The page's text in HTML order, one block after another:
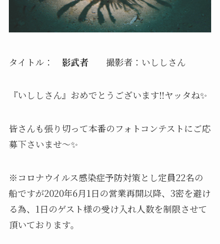
タイトル： 影武者 撮影者：いししさん
『いししさん』 おめでとうございます‼️ヤッタね✨
皆さんも張り切って本番のフォトコンテストにご応
募下さいませ〜✨
※コロナウイルス感染症予防対策とし定員22名の
船ですが2020年6月1日の営業再開以降、3密を避け
る為、1日のゲスト様の受け入れ人数を制限させて
頂いております。